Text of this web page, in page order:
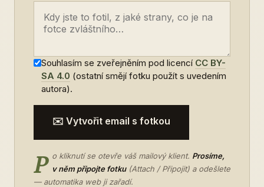
Souhlasím se zveřejněním pod licencí CC BY-
SA 4.0 (ostatní smějí fotku použít s uvedením
autora).
✉️ Vytvořit email s fotkou
P o kliknutí se otevře váš mailový klient. Prosíme,
v něm připojte fotku(Attach / Připojit) a odešlete
— automatika web ji zařadí.